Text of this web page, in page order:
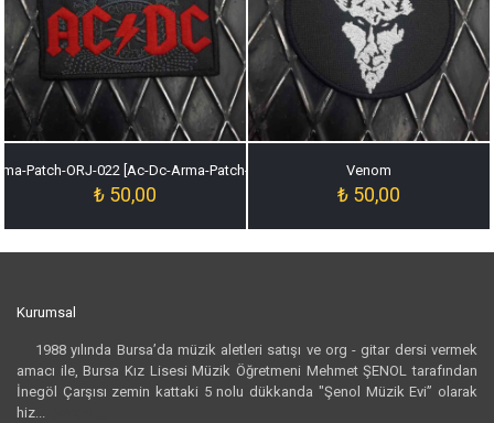
Patch-ORJ-022 [Ac-Dc-Arma-Patch-ORJ-022]
₺ 50,00
Venom
₺ 50,00
Kurumsal
1988 yılında Bursa’da müzik aletleri satışı ve org - gitar dersi vermek
amacı ile, Bursa Kız Lisesi Müzik Öğretmeni Mehmet ŞENOL tarafından
İnegöl Çarşısı zemin kattaki 5 nolu dükkanda "Şenol Müzik Evi” olarak
hiz...